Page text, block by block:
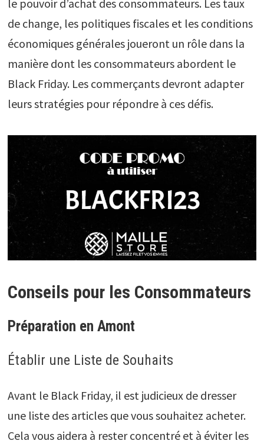
le pouvoir d’achat des consommateurs. Les taux
de change, les politiques fiscales et les conditions
économiques générales joueront un rôle dans la
manière dont les consommateurs abordent le
Black Friday. Les commerçants devront adapter
leurs stratégies pour répondre à ces défis.
Conseils pour les Consommateurs
Préparation en Amont
Établir une Liste de Souhaits
Avant le Black Friday, il est judicieux de dresser
une liste des articles que vous souhaitez acheter.
Cela vous aidera à rester concentré et à éviter les